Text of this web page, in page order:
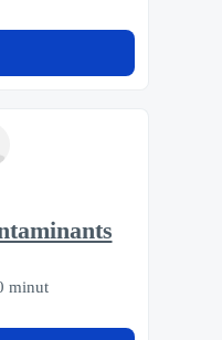
minut